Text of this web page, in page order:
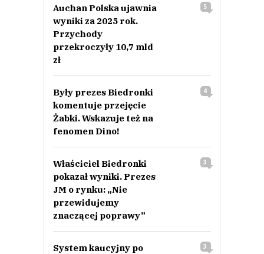
Auchan Polska ujawnia
wyniki za 2025 rok.
Przychody
przekroczyły 10,7 mld
zł
5
Były prezes Biedronki
komentuje przejęcie
Żabki. Wskazuje też na
fenomen Dino!
4
Właściciel Biedronki
pokazał wyniki. Prezes
JM o rynku: „Nie
przewidujemy
znaczącej poprawy”
3
System kaucyjny po
3